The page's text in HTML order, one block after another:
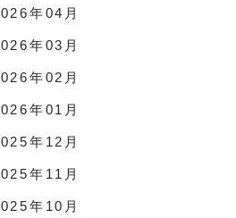
年04月
年03月
年02月
年01月
年12月
年11月
年10月